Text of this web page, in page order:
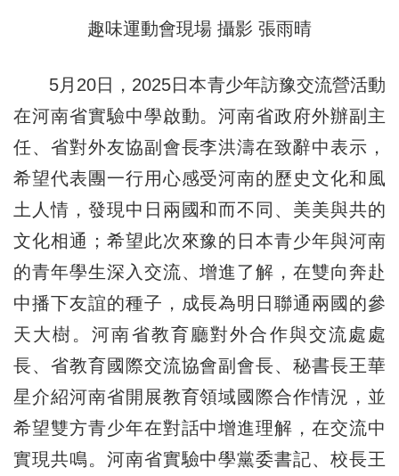
趣味運動會現場 攝影 張雨晴
5月20日，2025日本青少年訪豫交流營活動
在河南省實驗中學啟動。河南省政府外辦副主
任、省對外友協副會長李洪濤在致辭中表示，
希望代表團一行用心感受河南的歷史文化和風
土人情，發現中日兩國和而不同、美美與共的
文化相通；希望此次來豫的日本青少年與河南
的青年學生深入交流、增進了解，在雙向奔赴
中播下友誼的種子，成長為明日聯通兩國的參
天大樹。河南省教育廳對外合作與交流處處
長、省教育國際交流協會副會長、秘書長王華
星介紹河南省開展教育領域國際合作情況，並
希望雙方青少年在對話中增進理解，在交流中
實現共鳴。河南省實驗中學黨委書記、校長王